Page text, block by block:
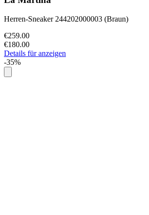
Herren-Sneaker 244202000003 (Braun)
€259.00
€180.00
Details für anzeigen
-35%